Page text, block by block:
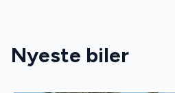
Fuldautomatisk klimaanlæg
Nyeste biler